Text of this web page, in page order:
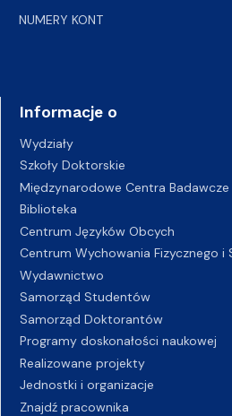
NUMERY KONT
Informacje o
Wydziały
Szkoły Doktorskie
Międzynarodowe Centra Badawcze
Biblioteka
Centrum Języków Obcych
Centrum Wychowania Fizycznego i
Wydawnictwo
Samorząd Studentów
Samorząd Doktorantów
Programy doskonałości naukowej
Realizowane projekty
Jednostki i organizacje
Znajdź pracownika